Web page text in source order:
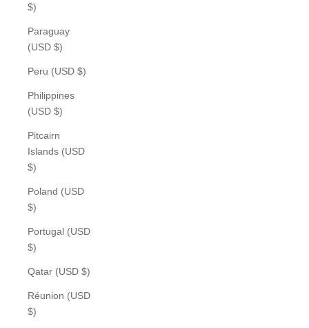
$)
Paraguay
(USD $)
Peru (USD $)
Philippines
(USD $)
Pitcairn
Islands (USD
$)
Poland (USD
$)
Portugal (USD
$)
Qatar (USD $)
Réunion (USD
$)